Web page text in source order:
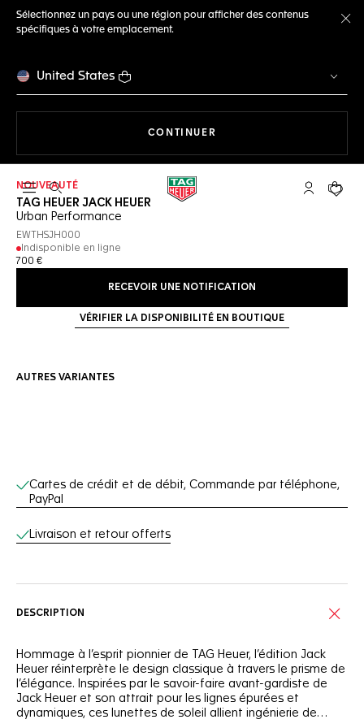
Sélectionnez un pays ou une région pour afficher des contenus
spécifiques à votre emplacement.
United States
CONTINUER
Ouvrir la barre de recherche Compte My
Votre
NOUVEAUTÉ
TAG HEUER JACK HEUER
Urban Performance
EWTHSJH000
Indisponible en ligne
700 €
RECEVOIR UNE NOTIFICATION
VÉRIFIER LA DISPONIBILITÉ EN BOUTIQUE
AUTRES VARIANTES
Services en ligne
Cartes de crédit et de débit, Commande par téléphone,
PayPal
Livraison et retour offerts
DESCRIPTION
Hommage à l’esprit pionnier de TAG Heuer, l’édition Jack
Heuer réinterprète le design classique à travers le prisme de
l’élégance. Inspirées par le savoir-faire avant-gardiste de
Jack Heuer et son attrait pour les lignes épurées et
dynamiques, ces lunettes de soleil allient ingénierie de